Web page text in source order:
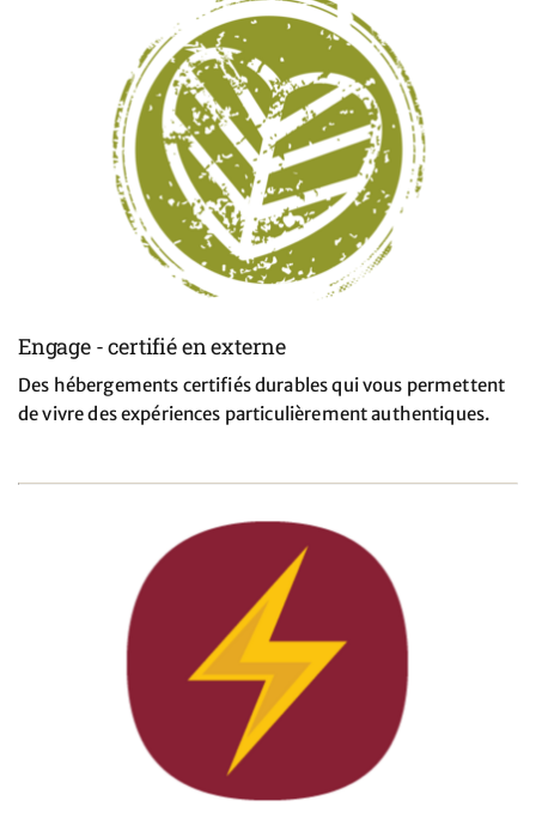
Engage - certifié en externe
Des hébergements certifiés durables qui vous permettent
de vivre des expériences particulièrement authentiques.